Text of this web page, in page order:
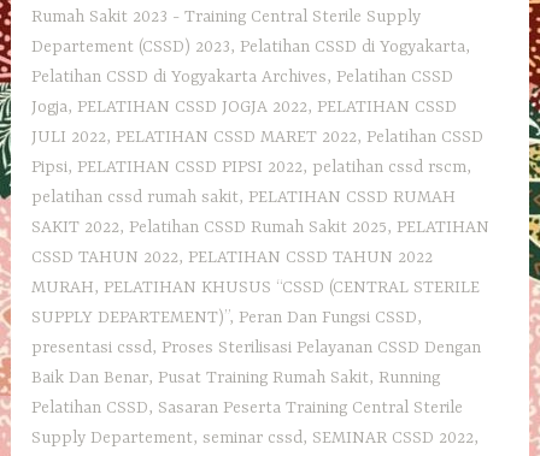
Rumah Sakit 2023 - Training Central Sterile Supply
Departement‎ (CSSD) 2023, Pelatihan CSSD di Yogyakarta,
Pelatihan CSSD di Yogyakarta Archives, Pelatihan CSSD
Jogja, PELATIHAN CSSD JOGJA 2022, PELATIHAN CSSD
JULI 2022, PELATIHAN CSSD MARET 2022, Pelatihan CSSD
Pipsi, PELATIHAN CSSD PIPSI 2022, pelatihan cssd rscm,
pelatihan cssd rumah sakit, PELATIHAN CSSD RUMAH
SAKIT 2022, Pelatihan CSSD Rumah Sakit 2025, PELATIHAN
CSSD TAHUN 2022, PELATIHAN CSSD TAHUN 2022
MURAH, PELATIHAN KHUSUS “CSSD (CENTRAL STERILE
SUPPLY DEPARTEMENT)”, Peran Dan Fungsi CSSD,
presentasi cssd, Proses Sterilisasi Pelayanan CSSD Dengan
Baik Dan Benar, Pusat Training Rumah Sakit, Running
Pelatihan CSSD, Sasaran Peserta Training Central Sterile
Supply Departement,seminar cssd, SEMINAR CSSD 2022,